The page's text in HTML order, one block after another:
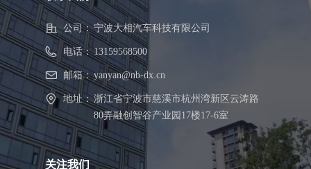
公司：宁波大相汽车科技有限公司
电话：13159568500
邮箱：yanyan@nb-dx.cn
地址： 浙江省宁波市慈溪市杭州湾新区云涛路
80弄融创智谷产业园17楼17-6室
关注我们